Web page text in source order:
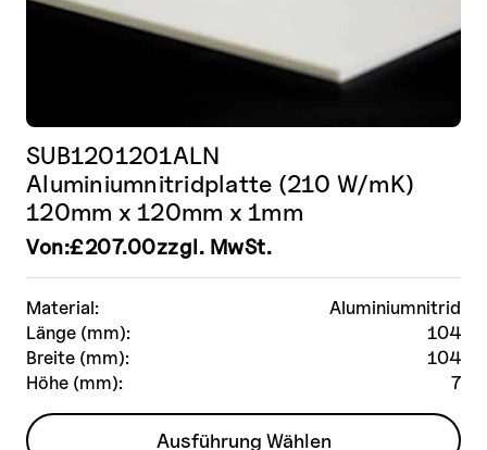
Material:
Aluminiumnitrid
Länge (mm):
104
Breite (mm):
104
Höhe (mm):
7
SUB1201201ALN
Aluminiumnitridplatte (210 W/mK)
120mm x 120mm x 1mm
Von:£207.00zzgl. MwSt.
Ausführung Wählen
Dieses